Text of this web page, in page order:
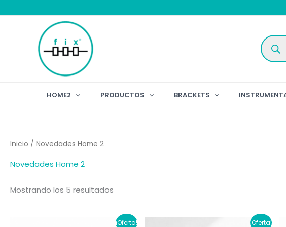
de
HOME2 PRODUCTOS BRACKETS
Inicio / Novedades Home 2
Novedades Home 2
Mostrando los 5 resultados
¡Oferta! ¡Oferta!